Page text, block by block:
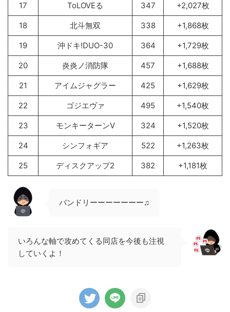
17 ToLOVEる 347 +2,027枚
18 北斗無双 338 +1,868枚
19 沖ドキ!DUO-30 364 +1,729枚
20 炎炎ノ消防隊 457 +1,688枚
21 アイムジャグラー 425 +1,629枚
22 ゴジエヴァ 495 +1,540枚
23 モンキーターンV 324 +1,520枚
24 シンフォギア 522 +1,263枚
25 ディスクアップ2 382 +1,181枚
バンドリーーーーーーー♫
いろんな軸で攻めてくる同店を今後も注視
していくよ！